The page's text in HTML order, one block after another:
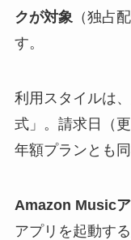
クが対象 （独占
す。
利用スタイルは
式」。請求日（
年額プランとも同
Amazon Music
アプリを起動す